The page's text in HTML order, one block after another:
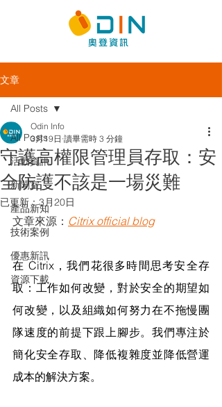
文章
All Posts
活動資訊
新聞室
產品新知
技術案例
優惠新訊
資源下載
All Posts
守護高權限管理員存取：安
全防護不該是一場災難
Odin Info
3月19日 讀畢需時 3 分鐘
已更新：3月20日
文章來源： Citrix official blog
在 Citrix，我們花很多時間思考安全存
取：工作如何改變，對於安全的期望如
何改變，以及組織如何努力在不拖慢團
隊速度的前提下跟上腳步。我們專注於
簡化安全存取、降低複雜度並降低營運
成本的解決方案。